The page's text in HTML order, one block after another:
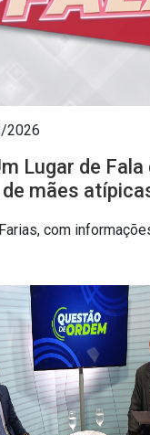
2026
Lugar de Fala
mães
com